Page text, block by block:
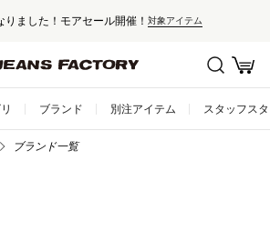
りました！モアセール開催！ 対象アイテム
ブランド 別注アイテム スタッフス
ブランド一覧